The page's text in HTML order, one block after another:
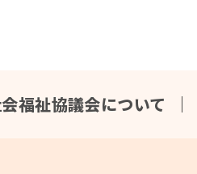
福祉協議会について